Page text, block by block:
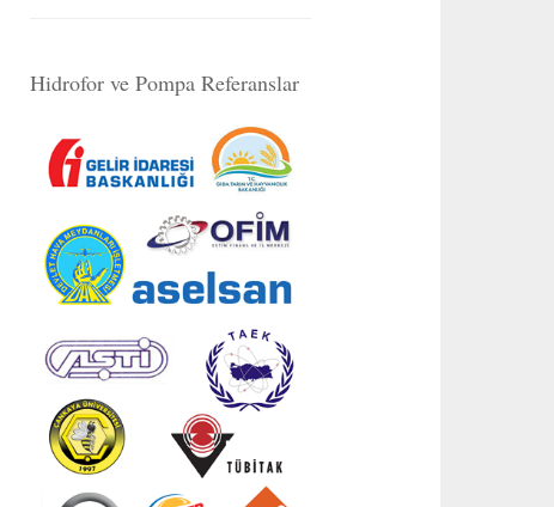
Hidrofor ve Pompa Referanslar